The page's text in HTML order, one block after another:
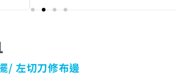
/ 左切刀修布邊